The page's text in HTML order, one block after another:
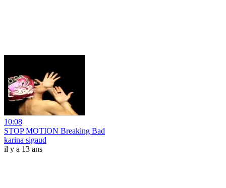
10:08
STOP MOTION Breaking Bad
karina sigaud
il y a 13 ans